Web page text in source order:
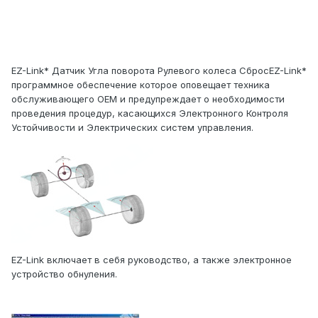
EZ-Link* Датчик Угла поворота Рулевого колеса СбросEZ-Link*
программное обеспечение которое оповещает техника
обслуживающего OEM и предупреждает о необходимости
проведения процедур, касающихся Электронного Контроля
Устойчивости и Электрических систем управления.
EZ-Link включает в себя руководство, а также электронное
устройство обнуления.